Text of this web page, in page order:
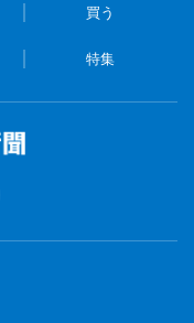
買う
特集